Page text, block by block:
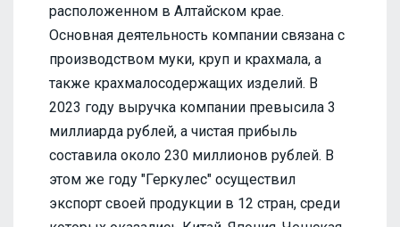
расположенном в Алтайском крае.
Основная деятельность компании связана с
производством муки, круп и крахмала, а
также крахмалосодержащих изделий. В
2023 году выручка компании превысила 3
миллиарда рублей, а чистая прибыль
составила около 230 миллионов рублей. В
этом же году "Геркулес" осуществил
экспорт своей продукции в 12 стран, среди